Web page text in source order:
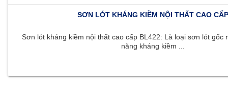
SƠN LÓT KHÁNG KIỀM NỘI THẤT CAO CẤP
Sơn lót kháng kiềm nội thất cao cấp BL422: Là loại sơn lót gốc
năng kháng kiềm ...